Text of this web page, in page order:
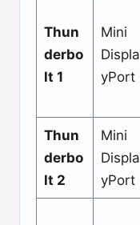
Thun
derbo
lt 1
Mini
Displa
yPort
Thun
derbo
lt 2
Mini
Displa
yPort